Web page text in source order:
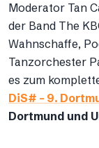
Moderator Tan
der Band The
Wahnschaffe,
Tanzorchester
es zum
DiS# – 9.
Dortmund und